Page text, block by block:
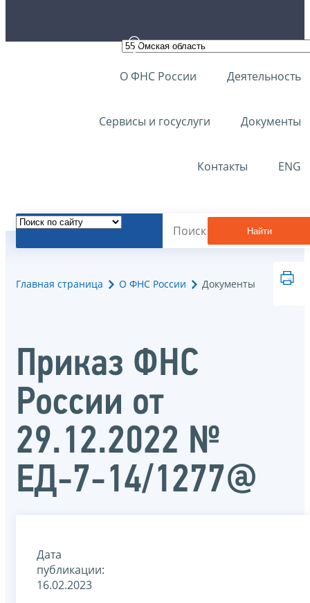
О ФНС России Деятельность
Сервисы и госуслуги Документы
Контакты ENG
Найти
Главная страница О ФНС России Документы
Приказ ФНС
России от
29.12.2022 №
ЕД-7-14/1277@
Дата
публикации:
16.02.2023